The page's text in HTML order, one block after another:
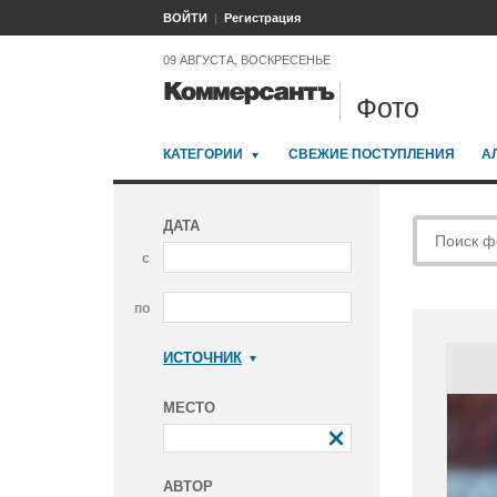
ВОЙТИ Регистрация
09 АВГУСТА, ВОСКРЕСЕНЬЕ
Фото
КАТЕГОРИИ СВЕЖИЕ ПОСТУПЛЕНИЯ
ДАТА
с
по
ИСТОЧНИК
МЕСТО
АВТОР